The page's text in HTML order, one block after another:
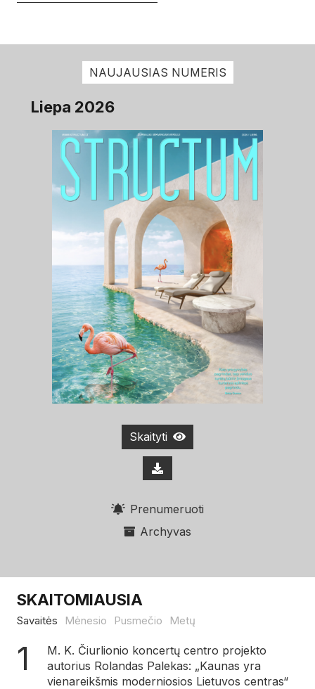
NAUJAUSIAS NUMERIS
Liepa 2026
Skaityti
Prenumeruoti
Archyvas
SKAITOMIAUSIA
Savaitės Mėnesio Pusmečio Metų
M. K. Čiurlionio koncertų centro projekto
autorius Rolandas Palekas: „Kaunas yra
vienareikšmis moderniosios Lietuvos centras“